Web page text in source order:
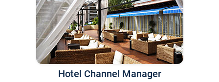
Hotel Channel Manager